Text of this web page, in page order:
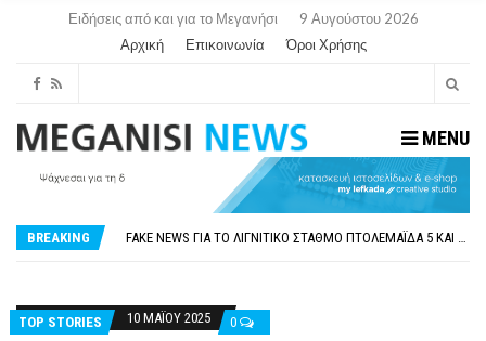
Ειδήσεις από και για το Μεγανήσι
9 Αυγούστου 2026
Αρχική
Επικοινωνία Όροι Χρήσης
MENU
BREAKING
ΠΑΡΑΙΤΉΘΗΚΕ Η ΑΝΤΙΔΉΜΑΡΧΟΣ ΠΟΛΙΤΙΣΜΟΎ ΜΕΓΑΝΗΣΊΟΥ Κ . ΕΥΑΓΓΕΛΊΑ ΜΕΛΆ. Η ΕΠΙΣΤΟΛΉ ΤΗΣ ΠΑΡΑΊΤΗΣΗΣ
FAKE NEWS ΓΙΑ ΤΟ ΛΙΓΝΙΤΙΚΌ ΣΤΑΘΜΌ ΠΤΟΛΕΜΑΪ́ΔΑ 5 ΚΑΙ ΤΗΝ ΕΝΕΡΓΕΙΑΚΉ ΑΣΦΆΛΕΙΑ ΤΗΣ ΧΏΡΑΣ
TOP STORIES
10 ΜΑΪ́ΟΥ 2025 0